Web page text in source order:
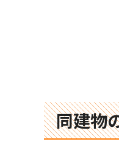
同建物